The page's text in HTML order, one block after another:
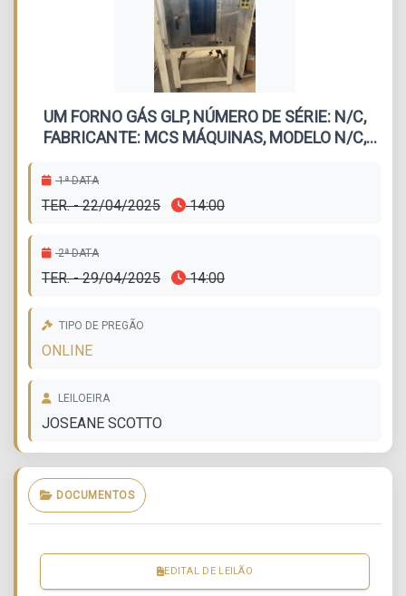
UM FORNO GÁS GLP, NÚMERO DE SÉRIE: N/C,
FABRICANTE: MCS MÁQUINAS, MODELO N/C,
1ª DATA
TER. - 22/04/2025 14:00
2ª DATA
TER. - 29/04/2025 14:00
TIPO DE PREGÃO
ONLINE
LEILOEIRA
JOSEANE SCOTTO
DOCUMENTOS
EDITAL DE LEILÃO